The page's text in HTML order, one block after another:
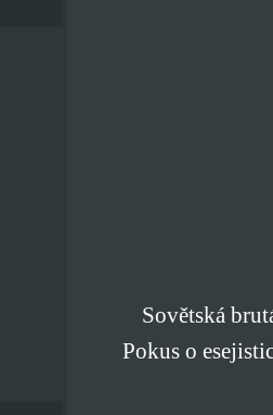
Sovětská
Pokus o